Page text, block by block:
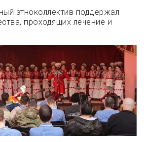
этноколлектив поддержал
проходящих лечение и